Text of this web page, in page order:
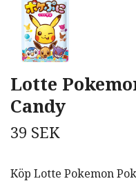
Lotte
Candy
39 SEK
Köp Lotte Pokemon